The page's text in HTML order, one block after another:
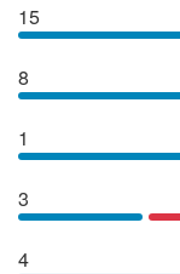
15
8
1
3
4